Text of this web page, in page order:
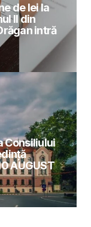
de lei la
II din
intră
Consiliului
AUGUST